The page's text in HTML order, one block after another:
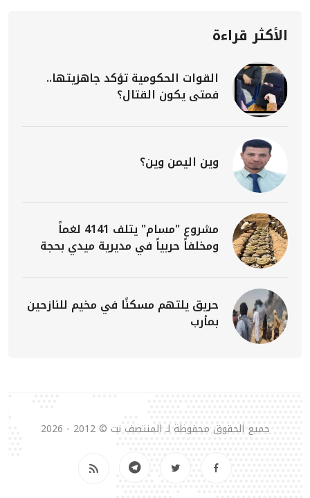
الأكثر قراءة
القوات الحكومية تؤكد جاهزيتها..
فمتى يكون القتال؟
وين اليمن وين؟
مشروع "مسام" يتلف 4141 لغماً
ومخلفاً حربياً في مديرية ميدي بحجة
حريق يلتهم مسكنًا في مخيم للنازحين
بمأرب
جميع الحقوق محفوظة لـ المنتصف نت © 2012 - 2026